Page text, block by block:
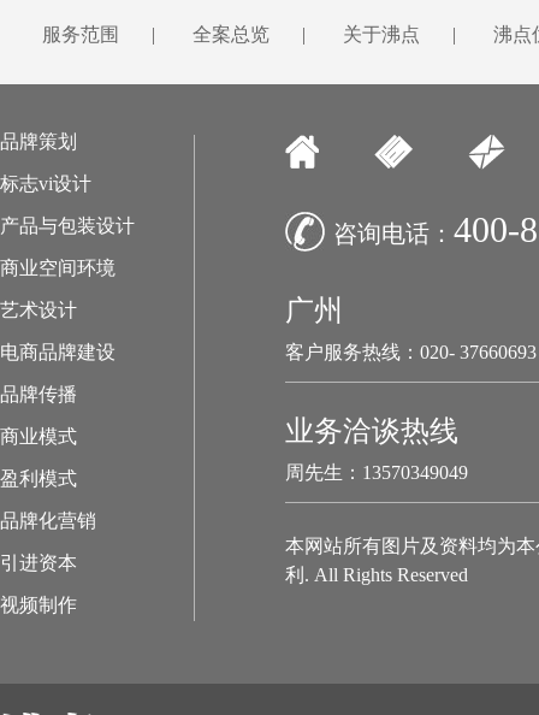
服务范围 | 全案总览 | 关于沸点 | 沸点
品牌策划
标志vi设计
产品与包装设计
商业空间环境
艺术设计
电商品牌建设
品牌传播
商业模式
盈利模式
品牌化营销
引进资本
视频制作
咨询电话： 400-
广州
客户服务热线：020- 37660693
业务洽谈热线
周先生：13570349049
本网站所有图片及资料均为
利. All Rights Reserved